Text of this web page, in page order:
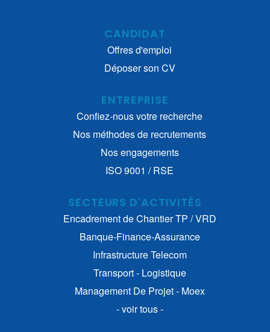
CANDIDAT
Offres d'emploi
Déposer son CV
ENTREPRISE
Confiez-nous votre recherche
Nos méthodes de recrutements
Nos engagements
ISO 9001 / RSE
SECTEURS D'ACTIVITÉS
Encadrement de Chantier TP / VRD
Banque-Finance-Assurance
Infrastructure Telecom
Transport - Logistique
Management De Projet - Moex
- voir tous -